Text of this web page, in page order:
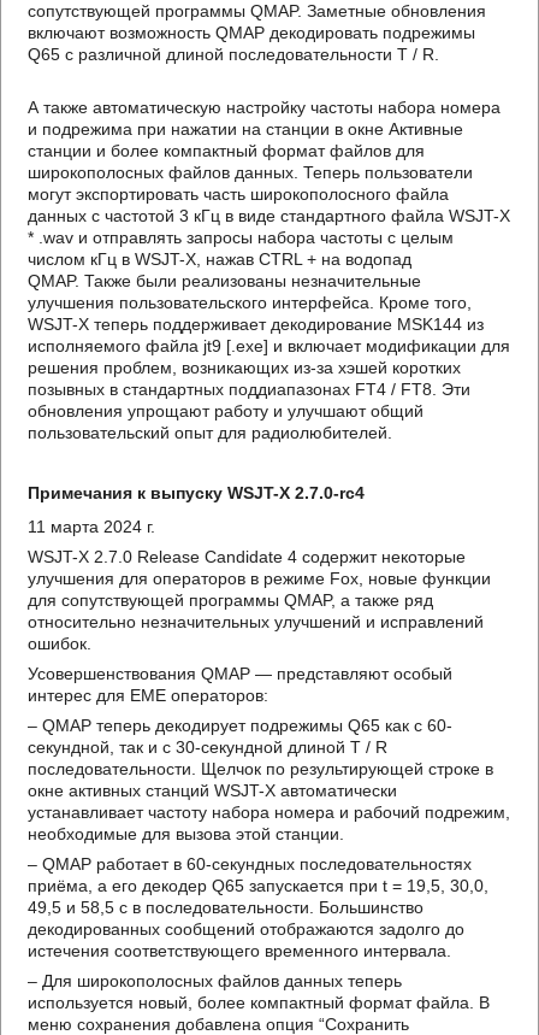
сопутствующей программы QMAP. Заметные обновления
включают возможность QMAP декодировать подрежимы
Q65 с различной длиной последовательности T / R.
А также автоматическую настройку частоты набора номера
и подрежима при нажатии на станции в окне Активные
станции и более компактный формат файлов для
широкополосных файлов данных. Теперь пользователи
могут экспортировать часть широкополосного файла
данных с частотой 3 кГц в виде стандартного файла WSJT-X
* .wav и отправлять запросы набора частоты с целым
числом кГц в WSJT-X, нажав CTRL + на водопад
QMAP. Также были реализованы незначительные
улучшения пользовательского интерфейса. Кроме того,
WSJT-X теперь поддерживает декодирование MSK144 из
исполняемого файла jt9 [.exe] и включает модификации для
решения проблем, возникающих из-за хэшей коротких
позывных в стандартных поддиапазонах FT4 / FT8. Эти
обновления упрощают работу и улучшают общий
пользовательский опыт для радиолюбителей.
Примечания к выпуску WSJT-X 2.7.0-rc4
11 марта 2024 г.
WSJT-X 2.7.0 Release Candidate 4 содержит некоторые
улучшения для операторов в режиме Fox, новые функции
для сопутствующей программы QMAP, а также ряд
относительно незначительных улучшений и исправлений
ошибок.
Усовершенствования QMAP — представляют особый
интерес для EME операторов:
– QMAP теперь декодирует подрежимы Q65 как с 60-
секундной, так и с 30-секундной длиной T / R
последовательности. Щелчок по результирующей строке в
окне активных станций WSJT-X автоматически
устанавливает частоту набора номера и рабочий подрежим,
необходимые для вызова этой станции.
– QMAP работает в 60-секундных последовательностях
приёма, а его декодер Q65 запускается при t = 19,5, 30,0,
49,5 и 58,5 с в последовательности. Большинство
декодированных сообщений отображаются задолго до
истечения соответствующего временного интервала.
– Для широкополосных файлов данных теперь
используется новый, более компактный формат файла. В
меню сохранения добавлена опция “Сохранить